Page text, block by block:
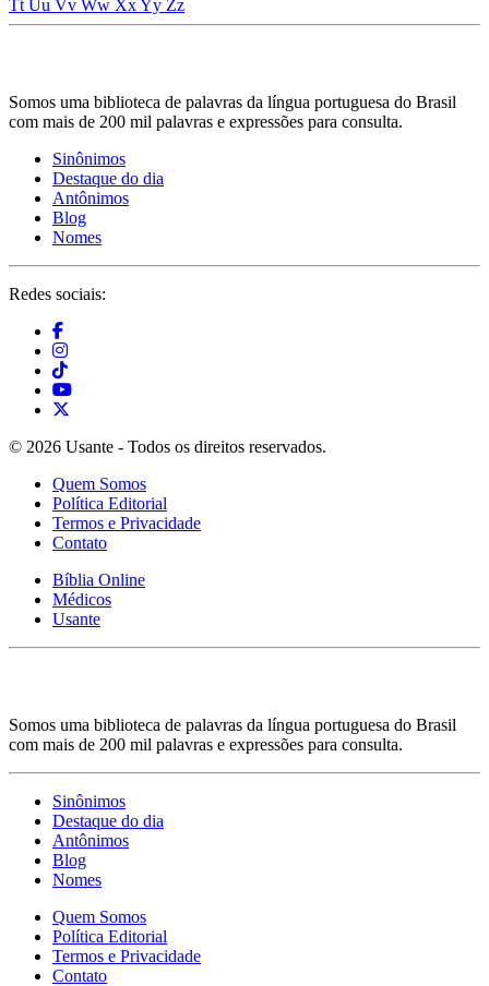
Tt Uu Vv Ww XxYy Zz
Somos uma biblioteca de palavras da língua portuguesa do Brasil
com mais de 200 mil palavras e expressões para consulta.
Sinônimos
Destaque do dia
Antônimos
Blog
Nomes
Redes sociais:
© 2026 Usante - Todos os direitos reservados.
Quem Somos
Política Editorial
Termos e Privacidade
Contato
Bíblia Online
Médicos
Usante
Somos uma biblioteca de palavras da língua portuguesa do Brasil
com mais de 200 mil palavras e expressões para consulta.
Sinônimos
Destaque do dia
Antônimos
Blog
Nomes
Quem Somos
Política Editorial
Termos e Privacidade
Contato